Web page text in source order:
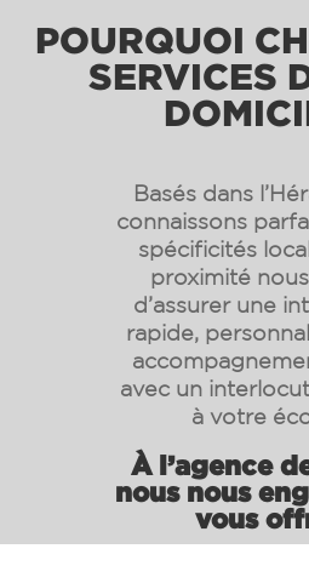
POURQUOI
SERVICES
Basés dans
connaissons
spécificités
proximité
d’assurer une
rapide,
avec un
à votre
À l’agence
nous nous
vous